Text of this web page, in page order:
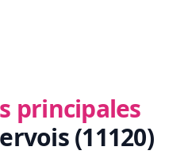
principales
(11120)